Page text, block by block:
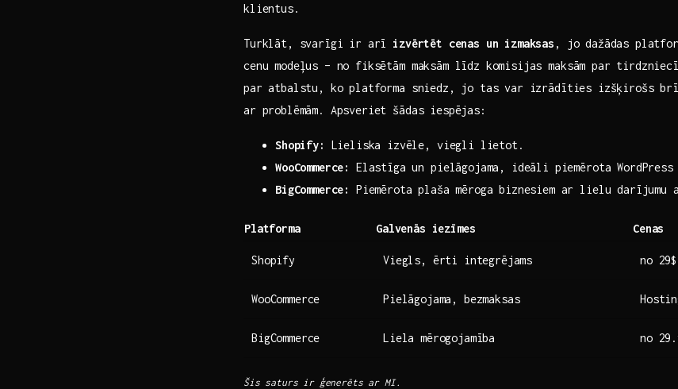
klientus.
Turklāt, svarīgi ir arī izvērtēt cenas un izmaksas , jo dažādas
cenu modeļus – no fiksētām maksām līdz‍ komisijas maksām par
par atbalstu,​ ko platforma sniedz, jo tas var izrādīties izšķirošs
ar problēmām.‍ Apsveriet šādas iespējas:
Shopify:
Lieliska izvēle, viegli lietot.
WooCommerce:
Elastīga un pielāgojama, ideāli piemērota
BigCommerce:
Piemērota plaša mēroga biznesiem ar lielu darījumu
Platforma Galvenās iezīmes Cenas
Shopify Viegls, ērti integrējams no
WooCommerce Pielāgojama, bezmaksas
BigCommerce Liela mērogojamība no
Šis saturs ir ģenerēts ar MI.